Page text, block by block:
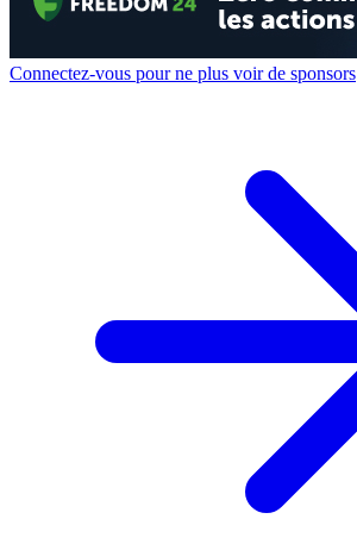
Connectez-vous pour ne plus voir de sponsors